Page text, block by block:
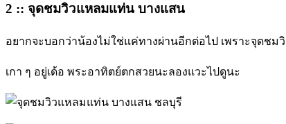
2 :: จุดชมวิวแหลมแท่น บางแสน
อยากจะบอกว่าน้องไม่ใช่แค่ทางผ่านอีกต่อไป เพราะจุดช
เกา ๆ อยู่เด้อ พระอาทิตย์ตกสวยนะลองแวะไปดูนะ